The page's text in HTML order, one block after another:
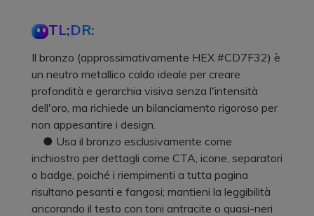
TL;DR:
Il bronzo (approssimativamente HEX #CD7F32) è
un neutro metallico caldo ideale per creare
profondità e gerarchia visiva senza l'intensità
dell'oro, ma richiede un bilanciamento rigoroso per
non appesantire i design.
● Usa il bronzo esclusivamente come
inchiostro per dettagli come CTA, icone, separatori
o badge, poiché i riempimenti a tutta pagina
risultano pesanti e fangosi; mantieni la leggibilità
ancorando il testo con toni antracite o quasi-neri